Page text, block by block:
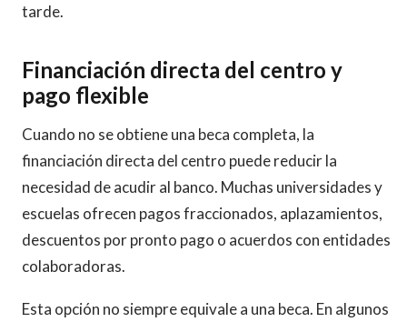
tarde.
Financiación directa del centro y
pago flexible
Cuando no se obtiene una beca completa, la
financiación directa del centro puede reducir la
necesidad de acudir al banco. Muchas universidades y
escuelas ofrecen pagos fraccionados, aplazamientos,
descuentos por pronto pago o acuerdos con entidades
colaboradoras.
Esta opción no siempre equivale a una beca. En algunos